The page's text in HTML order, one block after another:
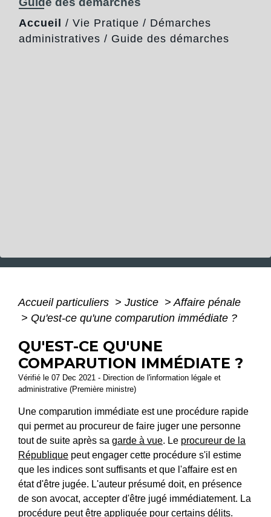
Accueil / Vie Pratique / Démarches
administratives / Guide des démarches
Accueil particuliers > Justice > Affaire pénale
> Qu'est-ce qu'une comparution immédiate ?
QU'EST-CE QU'UNE
COMPARUTION IMMÉDIATE ?
Vérifié le 07 Dec 2021 - Direction de l'information légale et
administrative (Première ministre)
Une comparution immédiate est une procédure rapide
qui permet au procureur de faire juger une personne
tout de suite après sa garde à vue. Le procureur de la
République peut engager cette procédure s'il estime
que les indices sont suffisants et que l'affaire est en
état d'être jugée. L'auteur présumé doit, en présence
de son avocat, accepter d'être jugé immédiatement. La
procédure peut être appliquée pour certains délits.